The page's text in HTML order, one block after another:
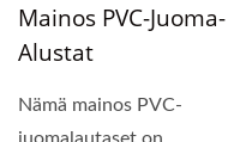
Mainos PVC-Juoma-
Alustat
Nämä mainos PVC-
juomalautaset on